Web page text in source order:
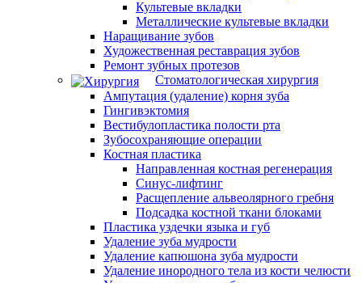
Культевые вкладки
Металлические культевые вкладки
Наращивание зубов
Художественная реставрация зубов
Ремонт зубных протезов
Стоматологическая хирургия
Ампутация (удаление) корня зуба
Гингивэктомия
Вестибулопластика полости рта
Зубосохраняющие операции
Костная пластика
Направленная костная регенерация
Синус-лифтинг
Расщепление альвеолярного гребня
Подсадка костной ткани блоками
Пластика уздечки языка и губ
Удаление зуба мудрости
Удаление капюшона зуба мудрости
Удаление инородного тела из кости челюсти